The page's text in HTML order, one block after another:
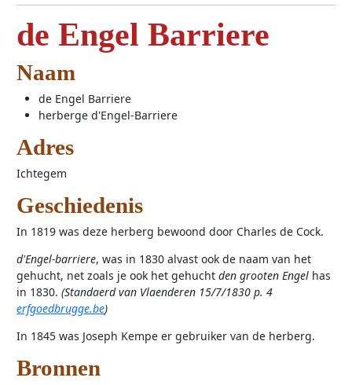
de Engel Barriere
Naam
de Engel Barriere
herberge d'Engel-Barriere
Adres
Ichtegem
Geschiedenis
In 1819 was deze herberg bewoond door Charles de Cock.
d'Engel-barriere, was in 1830 alvast ook de naam van het
gehucht, net zoals je ook het gehucht den grooten Engel has
in 1830. (Standaerd van Vlaenderen 15/7/1830 p. 4
erfgoedbrugge.be)
In 1845 was Joseph Kempe er gebruiker van de herberg.
Bronnen